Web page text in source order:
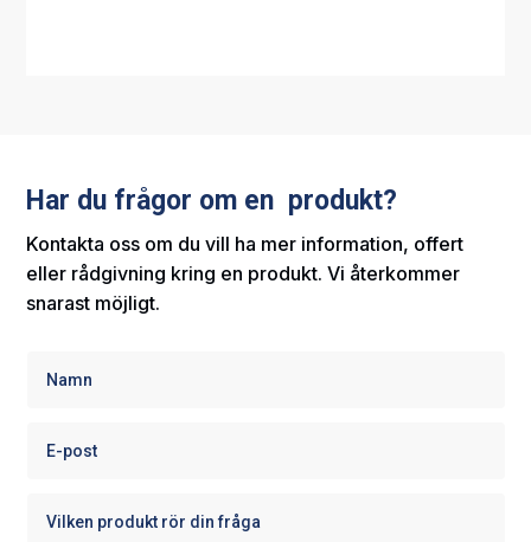
Har du frågor om en produkt?
Kontakta oss om du vill ha mer information, offert
eller rådgivning kring en produkt. Vi återkommer
snarast möjligt.